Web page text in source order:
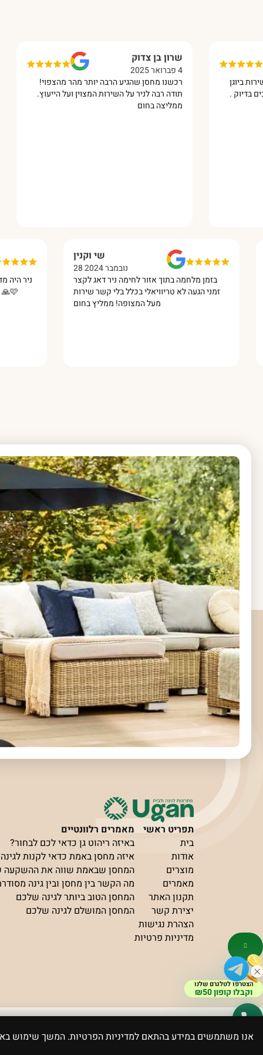
שרון בן צדוק
4 פברואר 2025
רכשנו מחסן שהגיע הרבה יותר מהר מהצפוי!
תודה רבה לניר על השירות המצוין ועל הייעוץ.
איתמר
10 מרץ 2025
התקינו לנו
עבודה מקצועית
שי וקנין
בזמן מלחמה בתוך אזור לחימה ניר דאג לקצר
זמני הגעה לא טריוויאלי בכלל בלי קשר שירות
מעל המצופה! ממליץ בחום
שירן ברנס
זמין תמיד גם
תמיד היה זמין
תפריט ראשי
בית
אודות
מוצרים
מאמרים
תקנון האתר
יצירת קשר
הצהרת נגישות
מדיניות פרטיות
מאמרים רלוונטיים
באיזה ריהוט גן כדאי לכם לבחור?
איזה מחסן באמת כדאי לקנות
המחסן שבאמת שווה את ההשקעה
מה הקשר בין מחסן ובין גינה
המחסן הטוב ביותר לגינה שלכם
המחסן המושלם לגינה שלכם
הצטרפו לטלגרם שלנו
וקבלו קופון ₪50
אנו משתמשים במידע בהתאם למדיניות הפרטיות. המשך שימוש